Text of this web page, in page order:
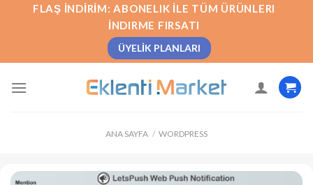
FLAŞ İNDIRIM: ABONELIK İLE TÜM ÜRÜNLERI
İNDIRME FIRSATI
ÜYELIK PLANLARI
ANA SAYFA / WORDPRESS